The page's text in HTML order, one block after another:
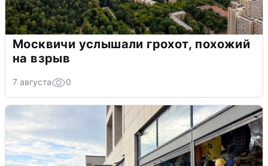
Москвичи услышали грохот, похожий
на взрыв
7 августа 0